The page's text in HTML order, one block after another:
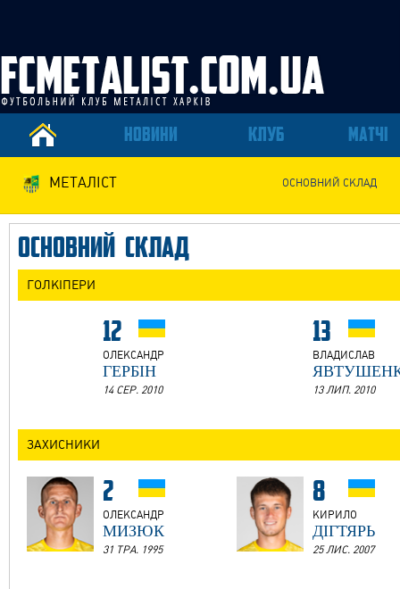
НОВИНИ КЛУБ МАТЧІ
МЕТАЛIСТ ОСНОВНИЙ СКЛАД
ОСНОВНИЙ СКЛАД
ГОЛКІПЕРИ
12
ОЛЕКСАНДР
ГЕРБІН
14 СЕР. 2010
13
ВЛАДИСЛАВ
13 ЛИП. 2010
ЗАХИСНИКИ
2
ОЛЕКСАНДР
МИЗЮК
31 ТРА. 1995
8
КИРИЛО
ДІГТЯРЬ
25 ЛИС. 2007